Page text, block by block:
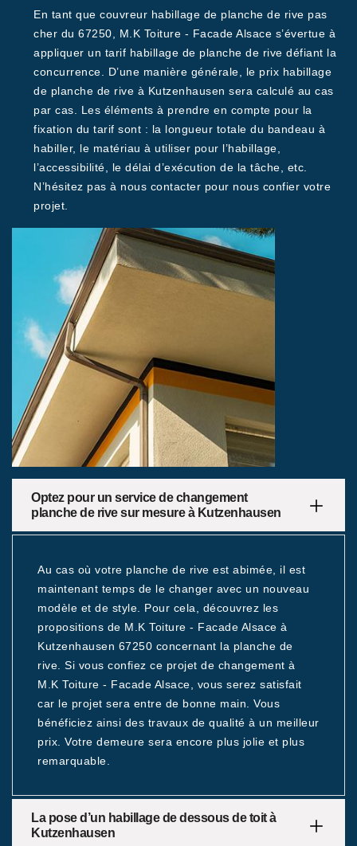
En tant que couvreur habillage de planche de rive pas
cher du 67250, M.K Toiture - Facade Alsace s’évertue à
appliquer un tarif habillage de planche de rive défiant la
concurrence. D’une manière générale, le prix habillage
de planche de rive à Kutzenhausen sera calculé au cas
par cas. Les éléments à prendre en compte pour la
fixation du tarif sont : la longueur totale du bandeau à
habiller, le matériau à utiliser pour l’habillage,
l’accessibilité, le délai d’exécution de la tâche, etc.
N’hésitez pas à nous contacter pour nous confier votre
projet.
Optez pour un service de changement
planche de rive sur mesure à Kutzenhausen
Au cas où votre planche de rive est abimée, il est
maintenant temps de le changer avec un nouveau
modèle et de style. Pour cela, découvrez les
propositions de M.K Toiture - Facade Alsace à
Kutzenhausen 67250 concernant la planche de
rive. Si vous confiez ce projet de changement à
M.K Toiture - Facade Alsace, vous serez satisfait
car le projet sera entre de bonne main. Vous
bénéficiez ainsi des travaux de qualité à un meilleur
prix. Votre demeure sera encore plus jolie et plus
remarquable.
La pose d’un habillage de dessous de toit à
Kutzenhausen